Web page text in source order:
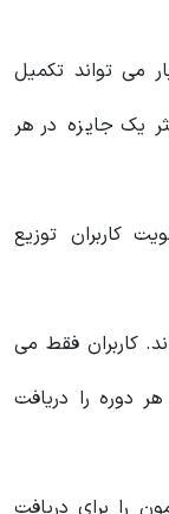
می تواند تکمیل
یک جایزه در هر
کاربران توزیع
کاربران فقط می
دوره را دریافت
را برای دریافت